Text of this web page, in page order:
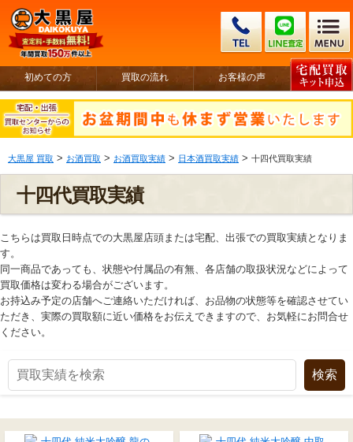
初めての方 買取の流れ お客様の声
大黒屋 買取 > お酒買取 > お酒買取実績 > 日本酒買取実績 > 十四代買取実績
十四代買取実績
こちらは買取日時点での大黒屋店頭または宅配、出張での買取実績となりま
す。
同一商品であっても、状態や付属品の有無、各店舗の取扱状況などによって
買取価格は変わる場合がございます。
お持込み予定の店舗へご連絡いただければ、お品物の状態等を確認させてい
ただき、実際の買取額に近い価格をお伝えできますので、お気軽にお問合せ
ください。